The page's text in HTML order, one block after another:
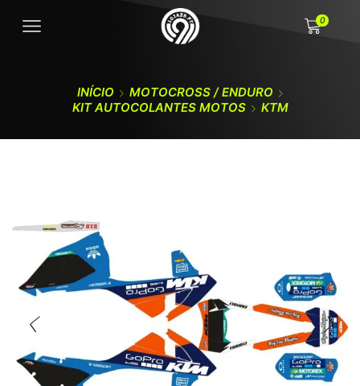
0
INÍCIO
MOTOCROSS / ENDURO
KIT AUTOCOLANTES MOTOS
KTM